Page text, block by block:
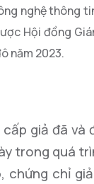
nghệ thông
Hội đồng
năm 2023.
giả đã
trong quá
chứng chỉ